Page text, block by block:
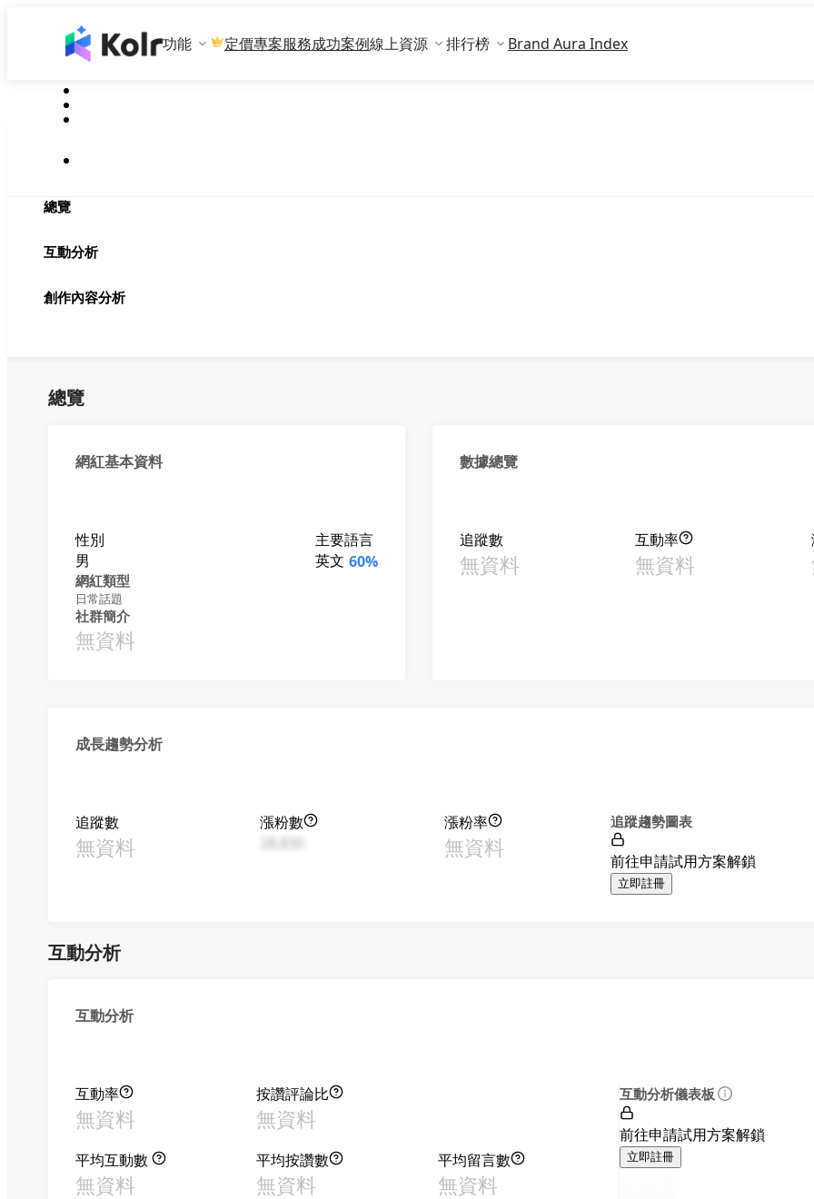
功能 定價專案服務成功案例線上資源 排行榜 Brand Aura Index
總覽
互動分析
創作內容分析
總覽
網紅基本資料
性別
男
主要語言
英文 60%
網紅類型
日常話題
社群簡介
無資料
數據總覽
追蹤數
無資料
互動率
無資料
成長趨勢分析
追蹤數
無資料
漲粉數
漲粉率
無資料
追蹤趨勢圖表
前往申請試用方案解鎖
立即註冊
互動分析
互動分析
互動率
無資料
按讚評論比
無資料
平均互動數
無資料
平均按讚數
無資料
平均留言數
無資料
互動分析儀表板
前往申請試用方案解鎖
立即註冊